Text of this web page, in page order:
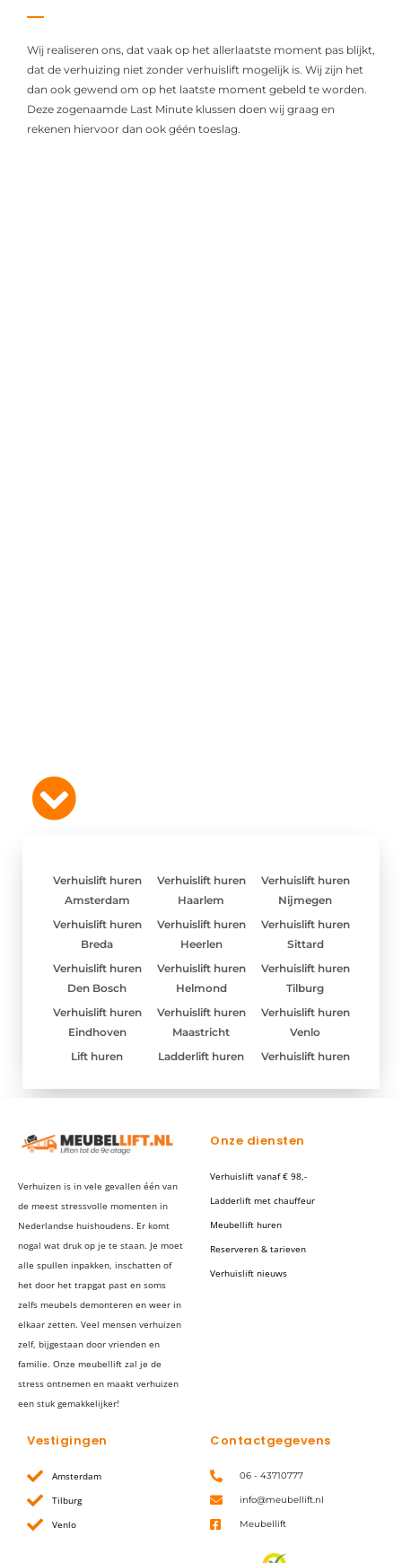
Wij realiseren ons, dat vaak op het allerlaatste moment pas blijkt,
dat de verhuizing niet zonder verhuislift mogelijk is. Wij zijn het
dan ook gewend om op het laatste moment gebeld te worden.
Deze zogenaamde Last Minute klussen doen wij graag en
rekenen hiervoor dan ook géén toeslag.
Verhuislift huren
Amsterdam
Verhuislift huren
Breda
Verhuislift huren
Den Bosch
Verhuislift huren
Eindhoven
Lift huren
Verhuislift huren
Haarlem
Verhuislift huren
Heerlen
Verhuislift huren
Helmond
Verhuislift huren
Maastricht
Ladderlift huren
Verhuislift huren
Nijmegen
Verhuislift huren
Sittard
Verhuislift huren
Tilburg
Verhuislift huren
Venlo
Verhuislift huren
Verhuizen is in vele gevallen één van
de meest stressvolle momenten in
Nederlandse huishoudens. Er komt
nogal wat druk op je te staan. Je moet
alle spullen inpakken, inschatten of
het door het trapgat past en soms
zelfs meubels demonteren en weer in
elkaar zetten. Veel mensen verhuizen
zelf, bijgestaan door vrienden en
familie. Onze meubellift zal je de
stress ontnemen en maakt verhuizen
een stuk gemakkelijker!
Onze diensten
Verhuislift vanaf € 98,-
Ladderlift met chauffeur
Meubellift huren
Reserveren & tarieven
Verhuislift nieuws
Vestigingen
Amsterdam
Tilburg
Venlo
Contactgegevens
06 - 43710777
info@meubellift.nl
Meubellift